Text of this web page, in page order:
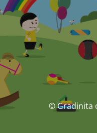
© Gradinita